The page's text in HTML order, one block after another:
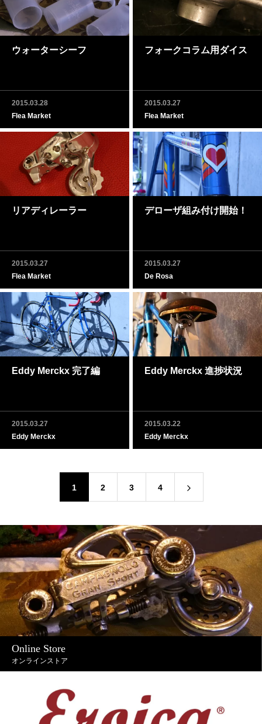
ウォーターシーフ
2015.03.28
Flea Market
フォークコラム用ダイス
2015.03.27
Flea Market
リアディレーラー
2015.03.27
Flea Market
デローザ組み付け開始！
2015.03.27
De Rosa
Eddy Merckx 完了編
2015.03.27
Eddy Merckx
Eddy Merckx 進捗状況
2015.03.22
Eddy Merckx
1 2 3 4
Online Store
オンラインストア